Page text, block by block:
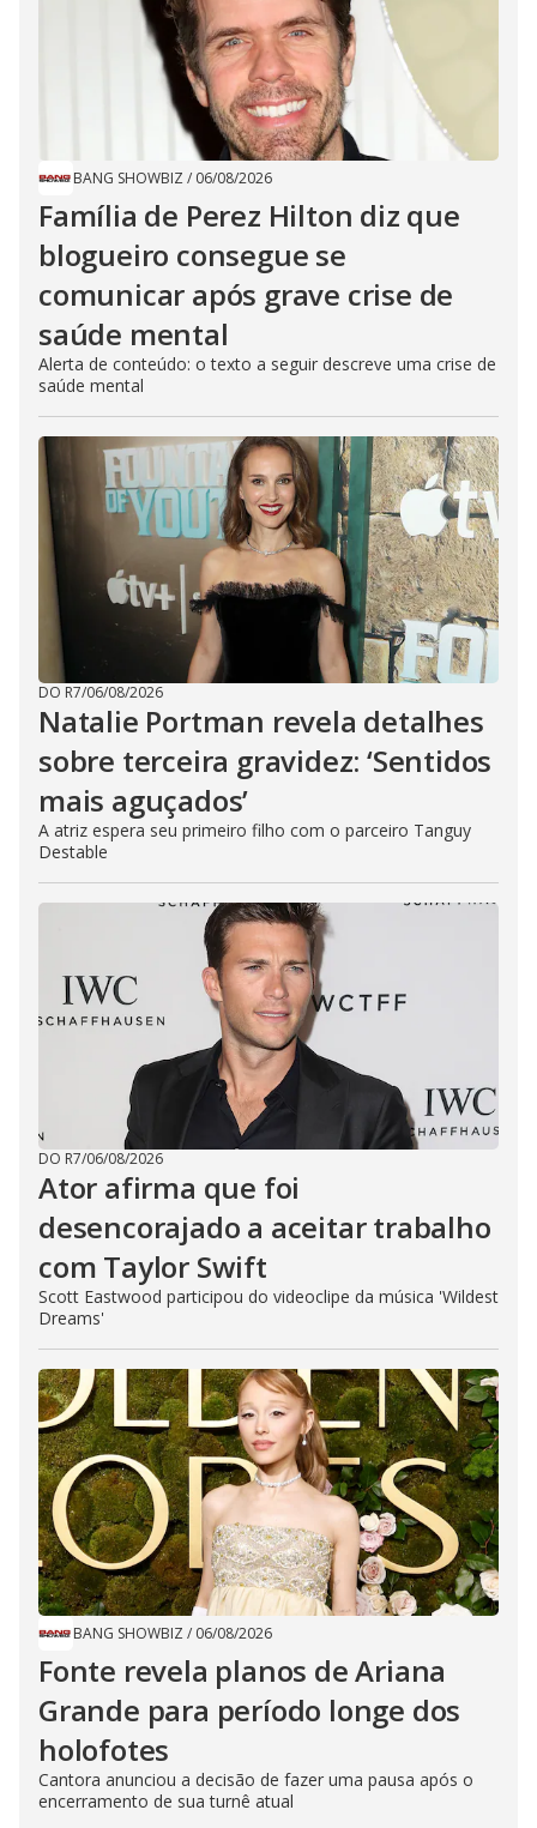
BANG SHOWBIZ / 06/08/2026
Família de Perez Hilton diz que
blogueiro consegue se
comunicar após grave crise de
saúde mental
Alerta de conteúdo: o texto a seguir descreve uma crise de
saúde mental
DO R7/06/08/2026
Natalie Portman revela detalhes
sobre terceira gravidez: ‘Sentidos
mais aguçados’
A atriz espera seu primeiro filho com o parceiro Tanguy
Destable
DO R7/06/08/2026
Ator afirma que foi
desencorajado a aceitar trabalho
com Taylor Swift
Scott Eastwood participou do videoclipe da música 'Wildest
Dreams'
BANG SHOWBIZ / 06/08/2026
Fonte revela planos de Ariana
Grande para período longe dos
holofotes
Cantora anunciou a decisão de fazer uma pausa após o
encerramento de sua turnê atual